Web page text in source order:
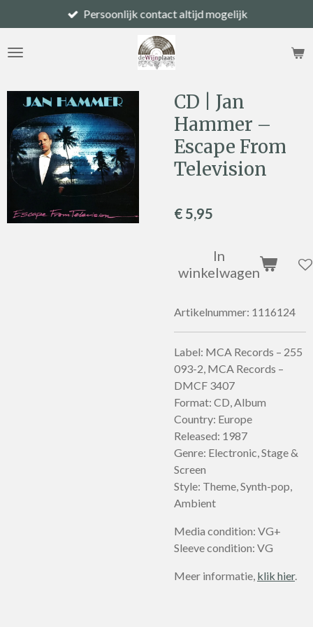
direct
naar
Persoonlijk contact altijd mogelijk
CD | Jan
Hammer –
Escape From
Television
€ 5,95
In
winkelwagen
Artikelnummer: 1116124
Label: MCA Records – 255
093-2, MCA Records –
DMCF 3407
Format: CD, Album
Country: Europe
Released: 1987
Genre: Electronic, Stage &
Screen
Style: Theme, Synth-pop,
Ambient
Media condition: VG+
Sleeve condition: VG
Meer informatie, klik hier.